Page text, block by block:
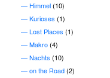
Himmel(10)
Kurioses (1)
Lost Places (1)
Makro(4)
Nachts (10)
on the Road(2)